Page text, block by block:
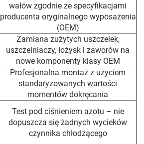
wałów zgodnie ze specyfikacjami
producenta oryginalnego wyposażenia
(OEM)
Zamiana zużytych uszczelek,
uszczelniaczy, łożysk i zaworów na
nowe komponenty klasy OEM
Profesjonalna montaż z użyciem
standaryzowanych wartości
momentów dokręcania
Test pod ciśnieniem azotu – nie
dopuszcza się żadnych wycieków
czynnika chłodzącego